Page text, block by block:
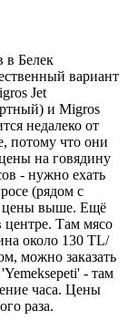
в Белек
вариант
Jet
и Migros
недалеко от
потому что они
на говядину
- нужно ехать
(рядом с
цены выше. Ещё
центре. Там мясо
около 130 TL/
можно заказать
- там
часа. Цены
раза.